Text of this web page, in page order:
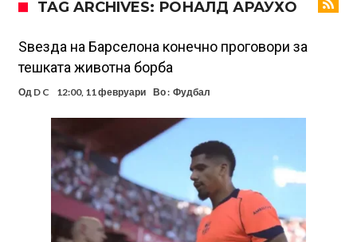
Фиренца во транс од Мастантоно
Продаден резервниот голман на Сити за 50 милиони евра
Сврзуваат уште еден англиски репрезентативец со Ливерпул
Замена за Влаховиќ: Напаѓачот на Манчестер доаѓа во Јувентус!
УЕФА повторно се заканува со бојкот на турнирите на ФИФА
поради Инфантино
Мурињо бесен поради одлуката на Реал: Протекоа детали од
разговорот што го потресе Мадрид!
TAG ARCHIVES: РОНАЛД АРАУХО
Ѕвезда на Барселона конечно проговори за
тешката животна борба
Од D C 12:00, 11 февруари Во : Фудбал